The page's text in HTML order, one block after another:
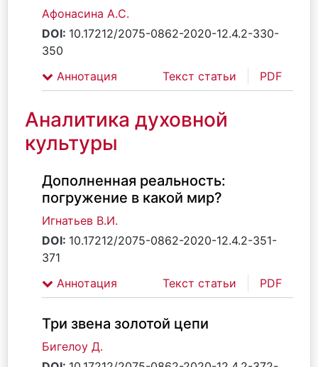
Афонасина А.С.
DOI: 10.17212/2075-0862-2020-12.4.2-330-
350
Аннотация
Текст статьи PDF
Аналитика духовной
культуры
Дополненная реальность:
погружение в какой мир?
Игнатьев В.И.
DOI: 10.17212/2075-0862-2020-12.4.2-351-
371
Аннотация
Текст статьи PDF
Три звена золотой цепи
Бигелоу Д.